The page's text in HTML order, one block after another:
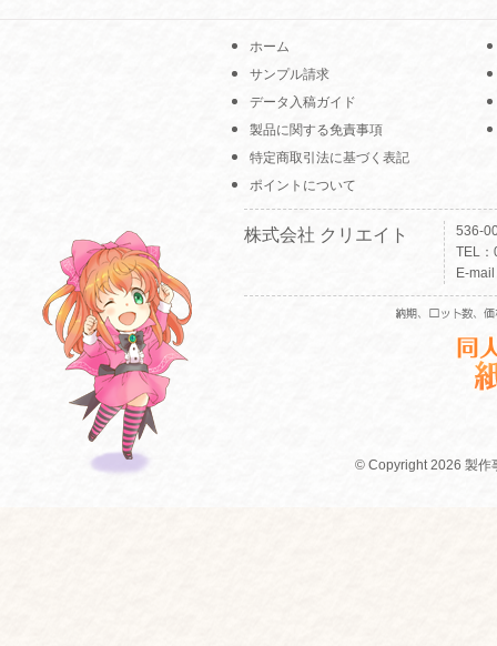
ホーム
サンプル請求
データ入稿ガイド
製品に関する免責事項
特定商取引法に基づく表記
ポイントについて
株式会社 クリエイト
536-
TEL
E-
© Copyright 2026 製作